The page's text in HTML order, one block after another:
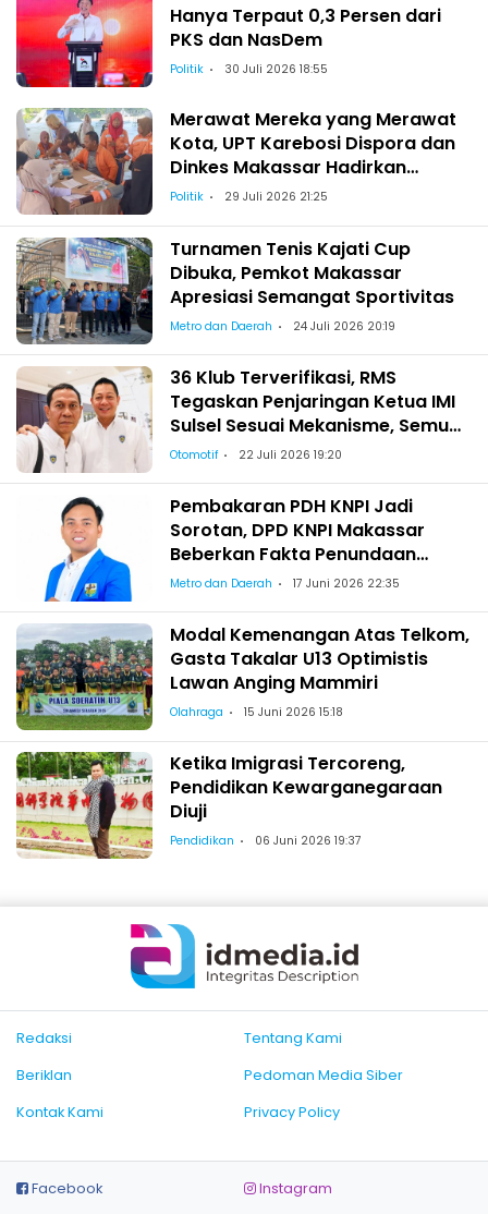
Hanya Terpaut 0,3 Persen dari
PKS dan NasDem
Politik 30 Juli 2026 18:55
Merawat Mereka yang Merawat
Kota, UPT Karebosi Dispora dan
Dinkes Makassar Hadirkan
Pemeriksaan Kesehatan bagi
Politik 29 Juli 2026 21:25
Turnamen Tenis Kajati Cup
Dibuka, Pemkot Makassar
Apresiasi Semangat Sportivitas
Metro dan Daerah 24 Juli 2026 20:19
36 Klub Terverifikasi, RMS
Tegaskan Penjaringan Ketua IMI
Sulsel Sesuai Mekanisme, Semua
Berhak Maju!
Otomotif 22 Juli 2026 19:20
Pembakaran PDH KNPI Jadi
Sorotan, DPD KNPI Makassar
Beberkan Fakta Penundaan
Pelantikan Wajo
Metro dan Daerah 17 Juni 2026 22:35
Modal Kemenangan Atas Telkom,
Gasta Takalar U13 Optimistis
Lawan Anging Mammiri
Olahraga 15 Juni 2026 15:18
Ketika Imigrasi Tercoreng,
Pendidikan Kewarganegaraan
Diuji
Pendidikan 06 Juni 2026 19:37
Redaksi
Tentang Kami
Beriklan
Pedoman Media Siber
Kontak Kami
Privacy Policy
Facebook Instagram